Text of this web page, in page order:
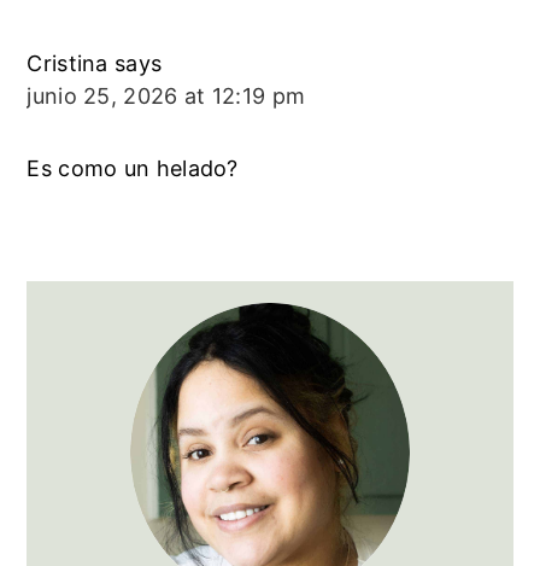
Cristina says
junio 25, 2026 at 12:19 pm
Es como un helado?